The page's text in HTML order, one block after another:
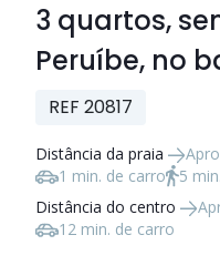
3 quartos,
Peruíbe, no
REF 20817
Distância da praia
1 min. de carro
5
Distância do centro
12 min. de carro